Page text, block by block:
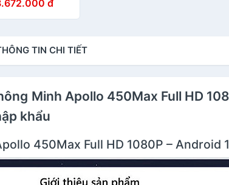
Hỗ Trợ 4K/8K-
dạng màn
đ
TIN CHI TIẾT
Minh Apollo 450Max Full HD
khẩu
450Max Full HD 1080P – Android